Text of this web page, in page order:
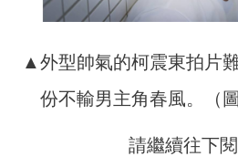
▲外型帥氣的柯震東拍片
份不輸男主角春風。（
請繼續往下